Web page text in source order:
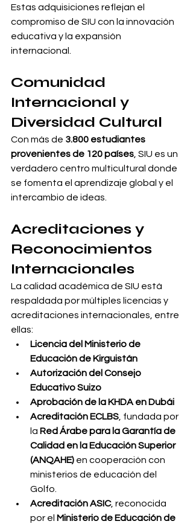
Estas adquisiciones reflejan el
compromiso de SIU con la innovación
educativa y la expansión
internacional.
Comunidad
Internacional y
Diversidad Cultural
Con más de 3.800 estudiantes
provenientes de 120 países , SIU es un
verdadero centro multicultural donde
se fomenta el aprendizaje global y el
intercambio de ideas.
Acreditaciones y
Reconocimientos
Internacionales
La calidad académica de SIU está
respaldada por múltiples licencias y
acreditaciones internacionales, entre
ellas:
Licencia del Ministerio de
Educación de Kirguistán
Autorización del Consejo
Educativo Suizo
Aprobación de la KHDA en Dubái
Acreditación ECLBS , fundada por
la Red Árabe para la Garantía de
Calidad en la Educación Superior
(ANQAHE) en cooperación con
ministerios de educación del
Golfo.
Acreditación ASIC, reconocida
por el Ministerio de Educación de